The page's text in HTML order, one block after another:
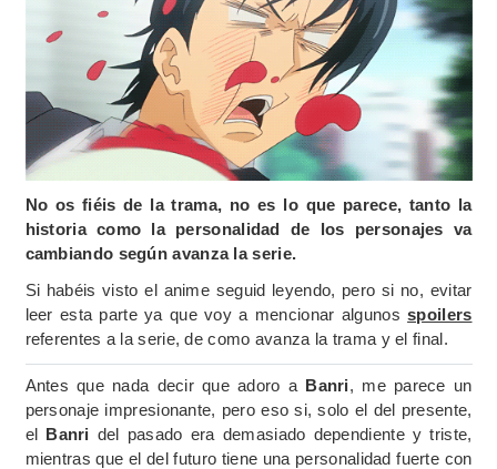
No os fiéis de la trama, no es lo que parece, tanto la
historia como la personalidad de los personajes va
cambiando según avanza la serie.
Si habéis visto el anime seguid leyendo, pero si no, evitar
leer esta parte ya que voy a mencionar algunosspoilers
referentes a la serie, de como avanza la trama y el final.
Antes que nada decir que adoro a Banri, me parece un
personaje impresionante, pero eso si, solo el del presente,
el Banri del pasado era demasiado dependiente y triste,
mientras que el del futuro tiene una personalidad fuerte con